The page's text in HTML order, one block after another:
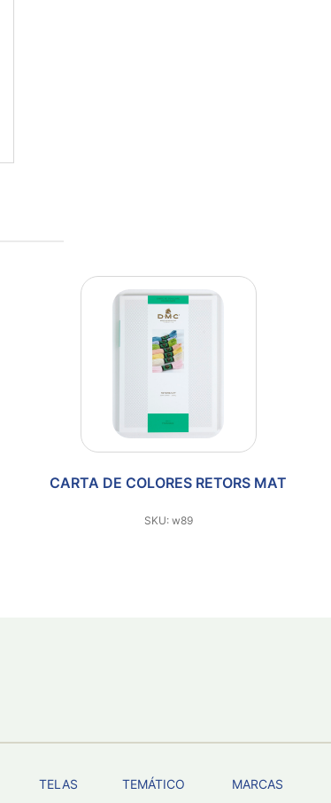
CARTA DE COLORES RETORS MAT
SKU: w89
TELAS TEMÁTICO MARCAS